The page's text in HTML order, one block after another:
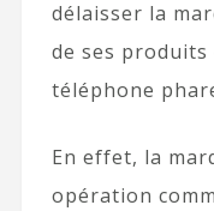
délaisser la
de ses
téléphone
En effet, la
opération